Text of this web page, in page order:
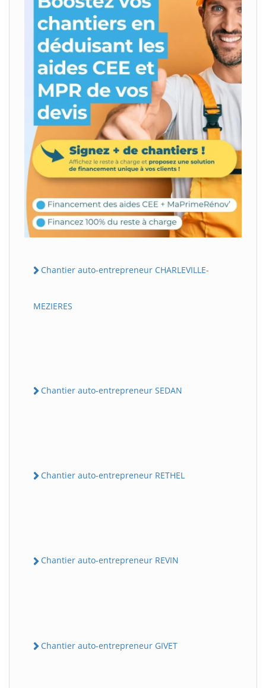
Chantier auto-entrepreneur CHARLEVILLE-
MEZIERES
Chantier auto-entrepreneur SEDAN
Chantier auto-entrepreneur RETHEL
Chantier auto-entrepreneur REVIN
Chantier auto-entrepreneur GIVET